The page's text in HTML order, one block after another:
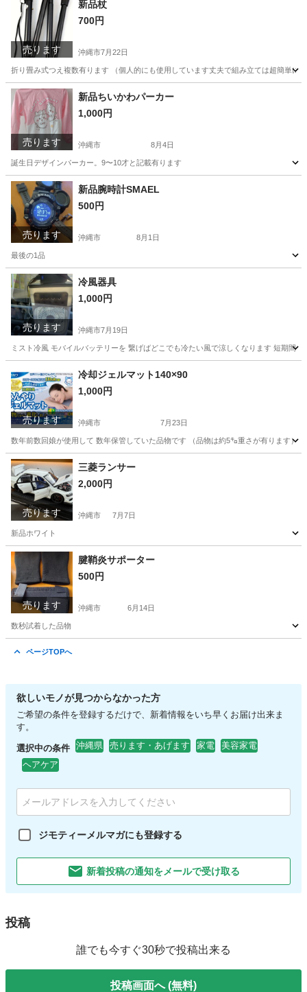
売ります
新品杖
700円
沖縄市7月22日
折り畳み式つえ複数有ります （個人的にも使用しています丈夫で組み立ては超簡単に1
沖縄 沖縄市 その他 新品
売ります
新品ちいかわパーカー
1,000円
沖縄市 8月4日
誕生日デザインパーカー。9〜10才と記載有ります
沖縄 沖縄市 キッズ用品
売ります
新品腕時計SMAEL
500円
沖縄市 8月1日
最後の1品
沖縄 沖縄市 アクセサリー
売ります
冷風器具
1,000円
沖縄市7月19日
ミスト冷風 モバイルバッテリーを 繋げばどこでも冷たい風で涼しくなります 短期間
季節、空調家電
売ります
冷却ジェルマット140×90
1,000円
沖縄市 7月23日
数年前数回娘が使用して 数年保管していた品物です （品物は約5㌔重さが有ります）
沖縄 沖縄市 その他
売ります
三菱ランサー
2,000円
沖縄市 7月7日
新品ホワイト
沖縄 沖縄市 ミニカー
売ります
腱鞘炎サポーター
500円
沖縄市 6月14日
数秒試着した品物
ページTOPへ
欲しいモノが見つからなかった方
ご希望の条件を登録するだけで、新着情報をいち早くお届け出来ま
す。
選択中の条件 沖縄県 売ります・あげます 家電
美容家電
ヘアケア
ジモティーメルマガにも登録する
新着投稿の通知をメールで受け取る
投稿
誰でも今すぐ30秒で投稿出来る
投稿画面へ (無料)